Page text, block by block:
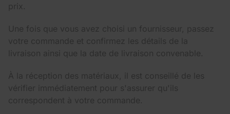
prix.
Une fois que vous avez choisi un fournisseur, passez
votre commande et confirmez les détails de la
livraison ainsi que la date de livraison convenable.
À la réception des matériaux, il est conseillé de les
vérifier immédiatement pour s'assurer qu'ils
correspondent à votre commande.